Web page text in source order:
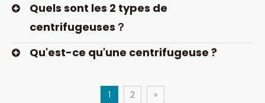
Quels sont les 2 types de
centrifugeuses？
Qu'est-ce qu'une centrifugeuse ?
1 2 »